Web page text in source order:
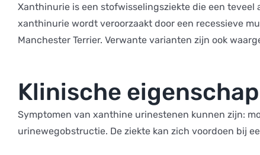
Xanthinurie is een stofwisselingsziekte die een
xanthinurie wordt veroorzaakt door een recessieve
Manchester Terrier. Verwante varianten zijn ook
Klinische
Symptomen van xanthine urinestenen kunnen zijn:
urinewegobstructie. De ziekte kan zich voordoen bij